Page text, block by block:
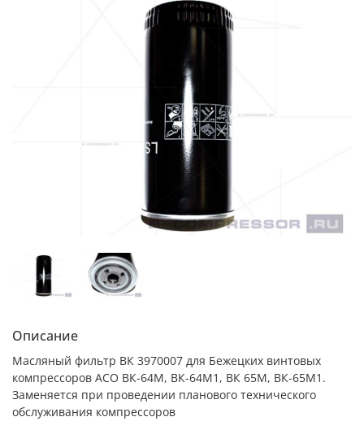
Описание
Масляный фильтр ВК 3970007 для Бежецких винтовых
компрессоров АСО ВК-64М, ВК-64М1, ВК 65М, ВК-65М1.
Заменяется при проведении планового технического
обслуживания компрессоров